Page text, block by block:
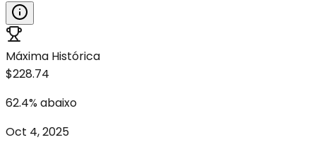
Máxima Histórica
$228.74
62.4% abaixo
Oct 4, 2025